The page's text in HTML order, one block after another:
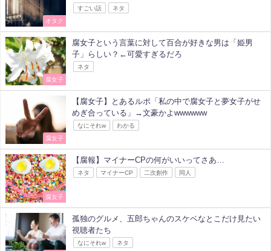
オタク
すごい話 ネタ
腐女子
腐女子という言葉に対して百合が好きな男は「姫男
子」らしい？←可愛すぎるだろ
ネタ
腐女子
【腐女子】とあるルポ「私の中で腐女子と夢女子がせ
めぎ合っている」→文豪かよwwwwww
なにそれw わかる
腐女子
【腐報】マイナーCPの何がいいってさあ…
ネタ マイナーCP 二次創作 同人
孤独のグルメ、五郎ちゃんのスケベなとこだけ見たい
視聴者たち
なにそれw ネタ